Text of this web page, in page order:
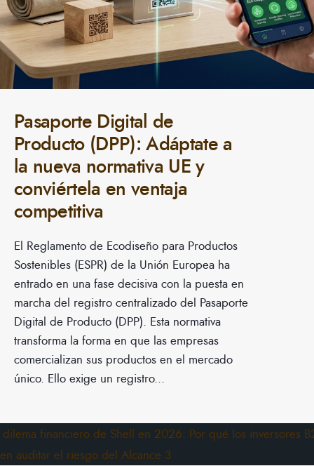
Pasaporte Digital de
Producto (DPP): Adáptate a
la nueva normativa UE y
conviértela en ventaja
competitiva
El Reglamento de Ecodiseño para Productos
Sostenibles (ESPR) de la Unión Europea ha
entrado en una fase decisiva con la puesta en
marcha del registro centralizado del Pasaporte
Digital de Producto (DPP). Esta normativa
transforma la forma en que las empresas
comercializan sus productos en el mercado
único. Ello exige un registro...